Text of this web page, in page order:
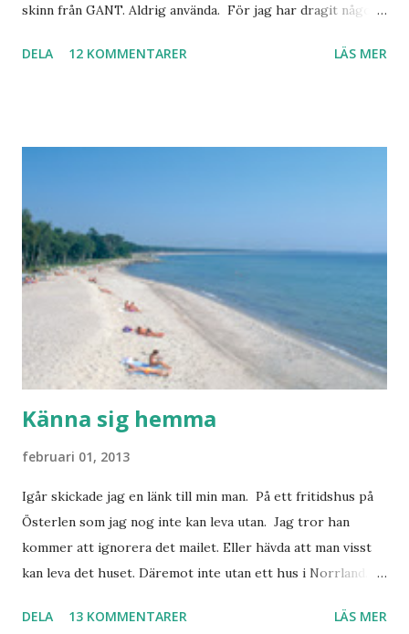
skinn från GANT. Aldrig använda. För jag har dragit någon
sköna. Stilrena. Snygga. Jag har sorterat ut klänningar som
Rester med några tjejkompisar. Ska bli underbart. Men det
behöver jag nog inte säga.
DELA 12 KOMMENTARER LÄS MER
Känna sig hemma
februari 01, 2013
Igår skickade jag en länk till min man. På ett fritidshus på
Österlen som jag nog inte kan leva utan. Jag tror han
kommer att ignorera det mailet. Eller hävda att man visst
kan leva det huset. Däremot inte utan ett hus i Norrland.
används. Min man samlar på hus. Bara inte såna hus som
DELA 13 KOMMENTARER LÄS MER